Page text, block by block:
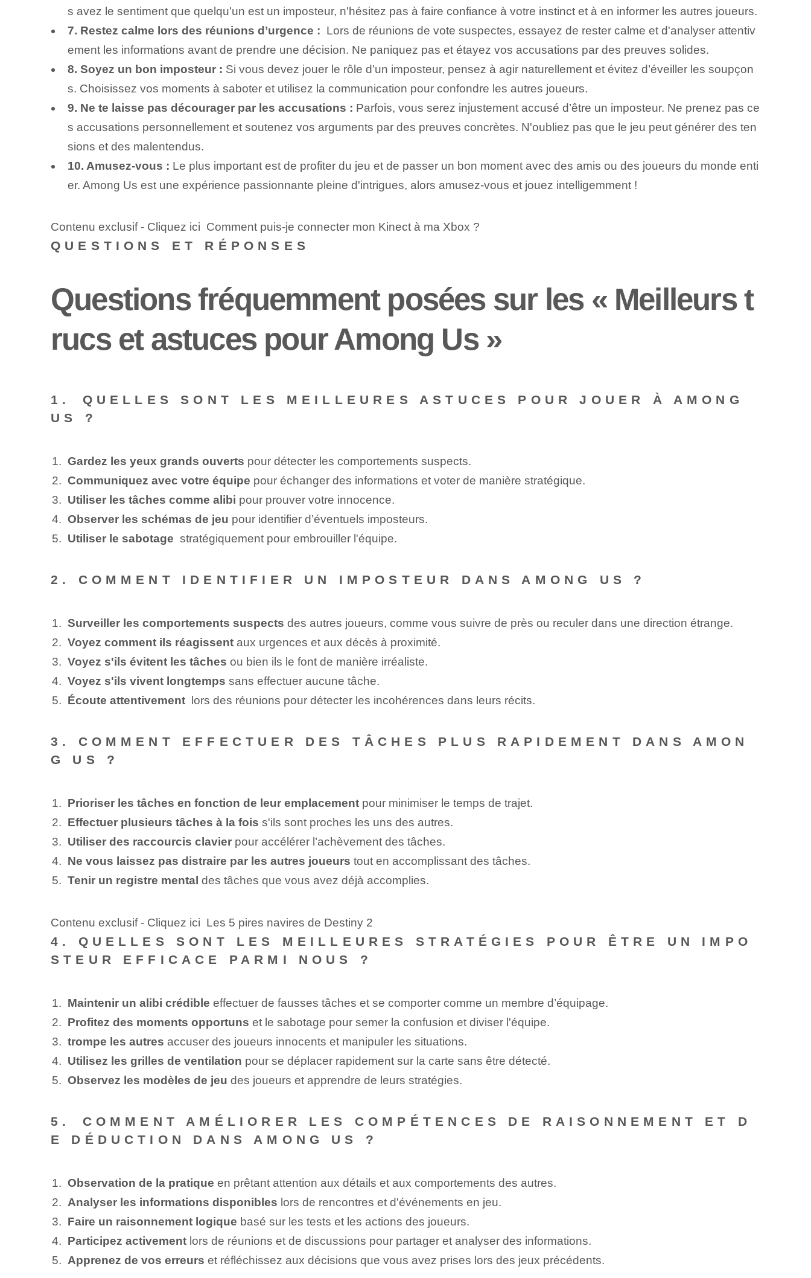
s avez le sentiment que quelqu'un est un imposteur, n'hésitez pas à faire confiance à votre instinct et à en informer les autres joueurs.
7. Restez calme lors des réunions d’urgence : ‌ Lors de réunions de vote suspectes, essayez de rester calme et d'analyser attentiv
ement les informations avant de prendre une décision. Ne paniquez pas et étayez vos accusations par des preuves solides.
8.⁢ Soyez un bon imposteur : Si vous devez jouer le rôle d’un imposteur, pensez à agir naturellement et évitez d’éveiller les soupçon
s. Choisissez vos moments à saboter et utilisez la communication pour confondre les autres joueurs.
9. ⁤Ne te laisse pas décourager par les accusations : Parfois, vous serez injustement accusé d’être un imposteur. Ne prenez pas ce
s accusations personnellement et soutenez vos arguments par des preuves concrètes. N'oubliez pas que le jeu peut générer des ten
sions et des malentendus.
10. Amusez-vous : Le plus important est de profiter du jeu et de passer un bon moment avec des amis ou des joueurs du monde enti
er. Among Us est une expérience passionnante pleine d'intrigues, alors amusez-vous et jouez intelligemment !
Contenu exclusif - Cliquez ici Comment puis-je connecter mon Kinect à ma Xbox ?
QUESTIONS ET RÉPONSES
Questions fréquemment posées sur les « Meilleurs t
rucs et astuces pour Among Us »
1. ⁢QUELLES SONT LES MEILLEURES ASTUCES POUR JOUER À AMONG
US ?
Gardez⁢ les yeux grands ouverts pour⁢ détecter les comportements suspects.
Communiquez avec votre équipe pour ⁢échanger des informations et voter de manière stratégique.
Utiliser les tâches comme alibi pour prouver votre innocence.
Observer les schémas de jeu pour identifier d’éventuels imposteurs.
Utiliser le sabotage ⁣ stratégiquement pour ‍embrouiller l'équipe.
2. COMMENT IDENTIFIER UN IMPOSTEUR DANS AMONG US ?
Surveiller les comportements suspects des autres joueurs, comme vous suivre de près ⁢ou reculer dans ⁢une direction étrange.
Voyez comment ils réagissentaux urgences et aux décès à proximité.
Voyez s'ils évitent les tâches ou bien ils le font de manière irréaliste.
Voyez s'ils vivent longtemps sans effectuer aucune tâche.
Écoute attentivement‌ lors des réunions pour détecter les incohérences dans leurs récits.
3. COMMENT EFFECTUER DES TÂCHES PLUS RAPIDEMENT DANS AMON
G US ?
Prioriser les tâches en fonction de leur emplacementpour minimiser le temps de trajet.
Effectuer plusieurs tâches à la fois s'ils sont proches les uns des autres.
Utiliser des raccourcis clavier⁣pour ⁢accélérer l’achèvement des tâches.
Ne vous laissez pas distraire par les autres joueurs tout en accomplissant des tâches.
Tenir un registre mental des tâches⁢ que vous avez déjà accomplies.
Contenu exclusif - Cliquez ici Les 5 pires navires de Destiny 2
4. QUELLES SONT LES MEILLEURES STRATÉGIES POUR ÊTRE UN IMPO
STEUR EFFICACE PARMI NOUS ?
Maintenir un alibi crédible effectuer de fausses tâches et se comporter comme un membre d’équipage.
Profitez des moments opportuns et le sabotage pour semer la confusion et diviser l'équipe.
trompe les autres accuser des joueurs innocents et manipuler les situations.
Utilisez les grilles de ventilation pour se déplacer rapidement sur la carte sans être détecté.
Observez les ⁤modèles de jeu des joueurs et apprendre de leurs stratégies.
5. ⁤COMMENT AMÉLIORER LES COMPÉTENCES DE RAISONNEMENT ET D
E DÉDUCTION DANS AMONG US ?
Observation de la pratique en prêtant attention aux détails et aux comportements des autres.
Analyser les informations disponibles lors de rencontres ⁤et⁤ d'événements en jeu.
Faire un raisonnement logique basé sur les tests et les actions des joueurs.
Participez activementlors de réunions et de discussions pour partager et analyser des informations.
Apprenez de vos erreurs et réfléchissez aux décisions que vous avez prises lors des jeux précédents.